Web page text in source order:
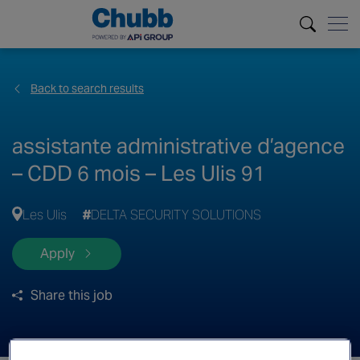
Back to search results
assistante administrative d’agence
– CDD 6 mois – Les Ulis 91
Les Ulis DELTA SECURITY SOLUTIONS
Apply
Share this job